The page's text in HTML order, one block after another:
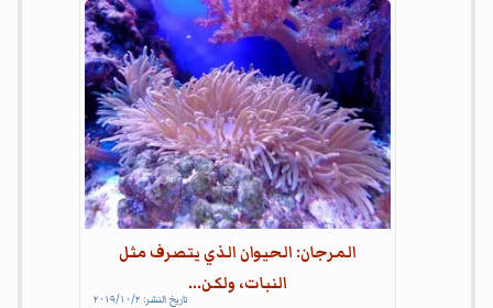
المرجان: الحيوان الذي يتصرف مثل
النبات، ولكن...
تاريخ النشر: ٢‏/١٠‏/٢٠١٩